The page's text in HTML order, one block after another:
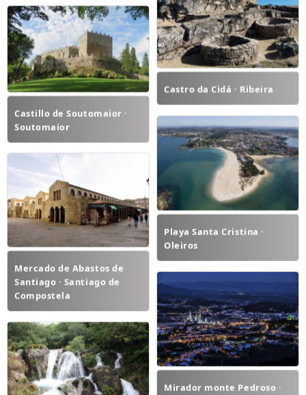
Castro da Cidá · Ribeira
Castillo de Soutomaior ·
Soutomaior
Playa Santa Cristina ·
Oleiros
Mercado de Abastos de
Santiago · Santiago de
Compostela
Mirador monte Pedroso ·